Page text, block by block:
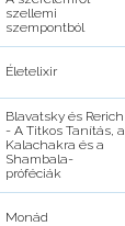
szellemi
szempontból
Életelixir
Blavatsky és Rerich
- A Titkos Tanítás, a
Kalachakra és a
Shambala-
próféciák
Monád